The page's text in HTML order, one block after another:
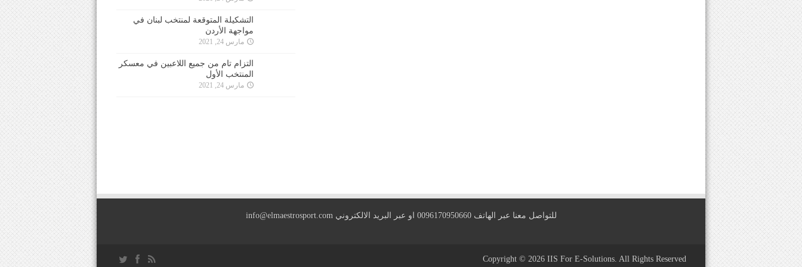
التشكيلة المتوقعة لمنتخب لبنان في
مواجهة الأردن
مارس 24, 2021
التزام تام من جميع اللاعبين في معسكر
المنتخب الأول
مارس 24, 2021
للتواصل معنا عبر الهاتف 0096170950660 او عبر البريد الالكتروني info@elmaestrosport.com
Copyright © 2026 IIS For E-Solutions. All Rights Reserved